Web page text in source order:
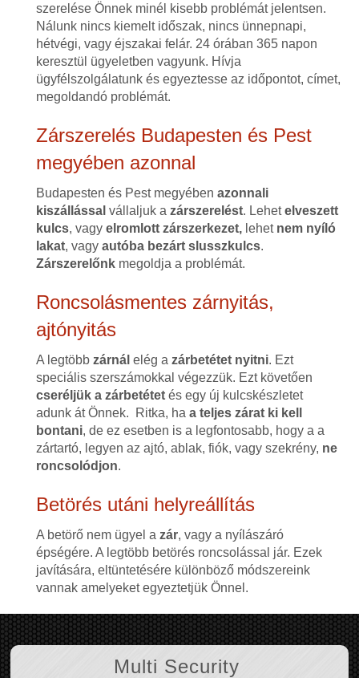
szerelése Önnek minél kisebb problémát jelentsen.
Nálunk nincs kiemelt időszak, nincs ünnepnapi,
hétvégi, vagy éjszakai felár. 24 órában 365 napon
keresztül ügyeletben vagyunk. Hívja
ügyfélszolgálatunk és egyeztesse az időpontot, címet,
megoldandó problémát.
Zárszerelés Budapesten és Pest
megyében azonnal
Budapesten és Pest megyében azonnali
kiszállással vállaljuk a zárszerelést. Lehetelveszett
kulcs, vagyelromlott zárszerkezet,lehet nem nyíló
lakat, vagy autóba bezárt slusszkulcs.
Zárszerelőnkmegoldja a problémát.
Roncsolásmentes zárnyitás,
ajtónyitás
A legtöbb zárnál elég a zárbetétet nyitni. Ezt
speciális szerszámokkal végezzük. Ezt követően
cseréljük a zárbetétetés egy új kulcskészletet
adunk át Önnek. Ritka, ha a teljes zárat ki kell
bontani, de ez esetben is a legfontosabb, hogy a a
zártartó, legyen az ajtó, ablak, fiók, vagy szekrény, ne
roncsolódjon.
Betörés utáni helyreállítás
A betörő nem ügyel a zár, vagy a nyílászáró
épségére. A legtöbb betörés roncsolással jár. Ezek
javítására, eltüntetésére különböző módszereink
vannak amelyeket egyeztetjük Önnel.
Multi Security